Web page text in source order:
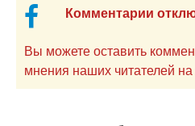
Комментарии
Вы можете оставить комментарий
мнения наших читателей